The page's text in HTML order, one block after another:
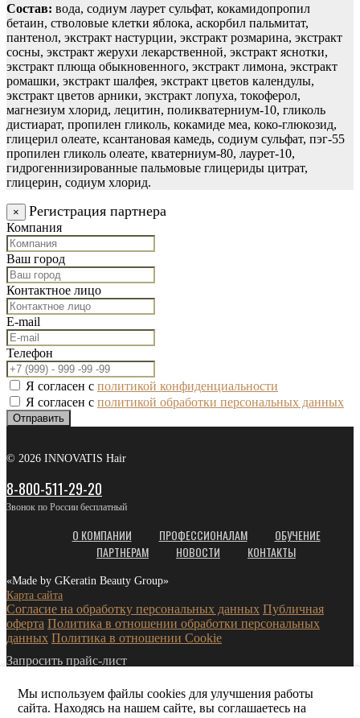
Состав: вода, содиум лаурет сульфат, кокамидопропил
бетаин, стволовые клетки яблока, аскорбил пальмитат,
пантенол, экстракт настурции, экстракт розмарина, экстракт
сосны, экстракт жерухи лекарственной, экстракт яснотки,
экстракт плюща обыкновенного, экстракт лимона, экстракт
ромашки, экстракт шалфея, экстракт цветов календулы,
экстракт цветов арники, экстракт лопуха, токоферол,
магнезиум хлорид, лецитин, поликватерниум-10, гликоль
дистиарат, пропилен гликоль, кокамиде меа, коко-глюкозид,
глицерил олеате, ксантановая камедь, содиум сульфат, пэг-55
пропилен гликоль олеате, кватерниум-80, лаурет-10,
гидрогеннизированные пальмовые глицериды цитрат,
глицерин, содиум хлорид.
× Регистрация партнера
Компания
Ваш город
Контактное лицо
E-mail
Телефон
Я согласен с политикой конфиденциальности
Я согласен с политикой обработки персональных данных
Отправить
© 2026 INNOVATIS Hair
8-800-511-29-20
Звонок по России бесплатный
О КОМПАНИИ ПРОФЕССИОНАЛАМ
ОБУЧЕНИЕ
ПАРТНЕРАМ
НОВОСТИ КОНТАКТЫ
«Made by GKeratin Beauty Group»
Карта сайта
Согласие на обработку персональных данных Публичная
оферта Политика в отношении обработки персональных
данных Политика в отношении Cookie
Запросить прайс-лист
Мы используем файлы cookies для улучшения работы
сайта. Находясь на нашем сайте, вы соглашаетесь на